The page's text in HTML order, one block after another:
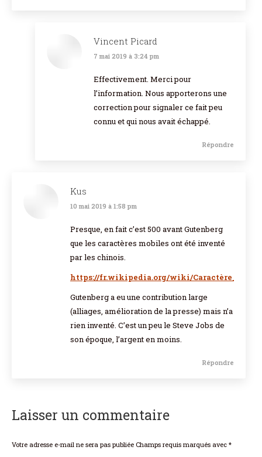
Vincent Picard
dit
:
7 mai 2019 à 3:24 pm
Effectivement. Merci pour
l’information. Nous apporterons une
correction pour signaler ce fait peu
connu et qui nous avait échappé.
Répondre
Kus
dit
:
10 mai 2019 à 1:58 pm
Presque, en fait c’est 500 avant Gutenberg
que les caractères mobiles ont été inventé
par les chinois.
https://fr.wikipedia.org/wiki/
Gutenberg a eu une contribution large
(alliages, amélioration de la presse) mais n’a
rien inventé. C’est un peu le Steve Jobs de
son époque, l’argent en moins.
Répondre
Laisser un commentaire
Votre adresse e-mail ne sera pas publiée Champs requis marqués avec *